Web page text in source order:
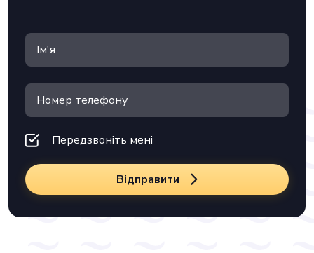
Передзвоніть мені
Відправити